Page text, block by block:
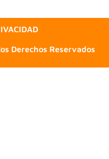
Derechos Reservados